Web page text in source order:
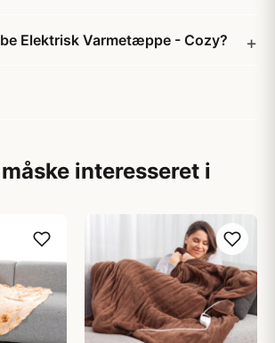
Elektrisk Varmetæppe - Cozy?
interesseret i